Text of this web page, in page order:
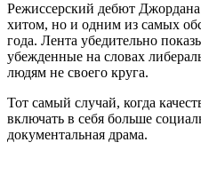
Режиссерский дебют
хитом, но и одним из самых
года. Лента убедительно
убежденные на словах
людям не своего круга.
Тот самый случай, когда
включать в себя больше
документальная драма.